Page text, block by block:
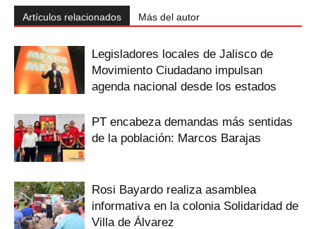
Artículos relacionados Más del autor
Legisladores locales de Jalisco de
Movimiento Ciudadano impulsan
agenda nacional desde los estados
PT encabeza demandas más sentidas
de la población: Marcos Barajas
Rosi Bayardo realiza asamblea
informativa en la colonia Solidaridad de
Villa de Álvarez